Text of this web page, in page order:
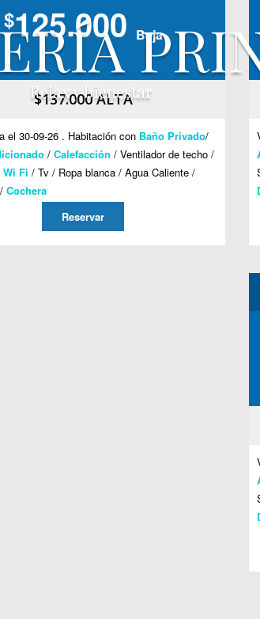
Relax y bienestar
BIENVENIDOS
$125.000 Baja
$137.000 ALTA
el 30-09-26 . Habitación con Baño Privado/
/ Calefacción / Ventilador de techo /
Wi Fi / Tv / Ropa blanca / Agua Caliente /
/ Cochera
Reservar